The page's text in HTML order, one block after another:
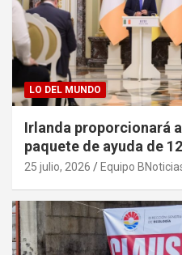
LO DEL MUNDO
Irlanda proporcionará
paquete de ayuda de
25 julio, 2026 Equipo